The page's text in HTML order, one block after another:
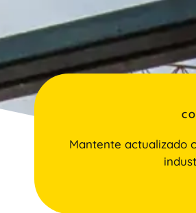
Mantente actualizado